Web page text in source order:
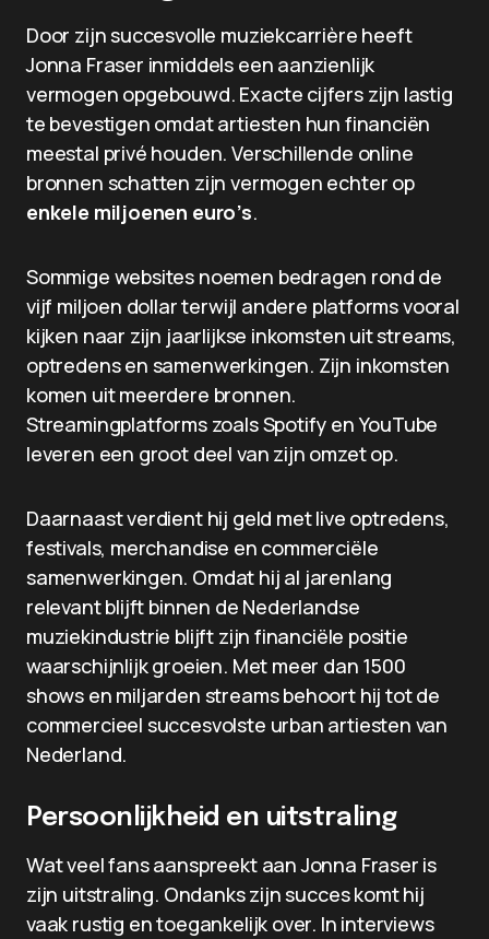
Door zijn succesvolle muziekcarrière heeft
Jonna Fraser inmiddels een aanzienlijk
vermogen opgebouwd. Exacte cijfers zijn lastig
te bevestigen omdat artiesten hun financiën
meestal privé houden. Verschillende online
bronnen schatten zijn vermogen echter op
enkele miljoenen euro’s.
Sommige websites noemen bedragen rond de
vijf miljoen dollar terwijl andere platforms vooral
kijken naar zijn jaarlijkse inkomsten uit streams,
optredens en samenwerkingen. Zijn inkomsten
komen uit meerdere bronnen.
Streamingplatforms zoals Spotify en YouTube
leveren een groot deel van zijn omzet op.
Daarnaast verdient hij geld met live optredens,
festivals, merchandise en commerciële
samenwerkingen. Omdat hij al jarenlang
relevant blijft binnen de Nederlandse
muziekindustrie blijft zijn financiële positie
waarschijnlijk groeien. Met meer dan 1500
shows en miljarden streams behoort hij tot de
commercieel succesvolste urban artiesten van
Nederland.
Persoonlijkheid en uitstraling
Wat veel fans aanspreekt aan Jonna Fraser is
zijn uitstraling. Ondanks zijn succes komt hij
vaak rustig en toegankelijk over. In interviews